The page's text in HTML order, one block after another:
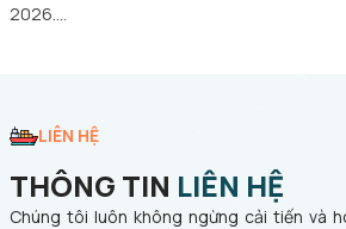
2026.…
LIÊN HỆ
THÔNG TIN LIÊN HỆ
Chúng tôi luôn không ngừng cải tiến và